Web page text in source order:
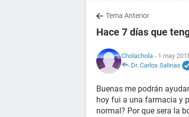
Tema Anterior
Hace 7 días que
Cholachola - 1 may
Dr. Carlos Salinas
Buenas me podrán
hoy fui a una farmacia y
normal? Por que sera la